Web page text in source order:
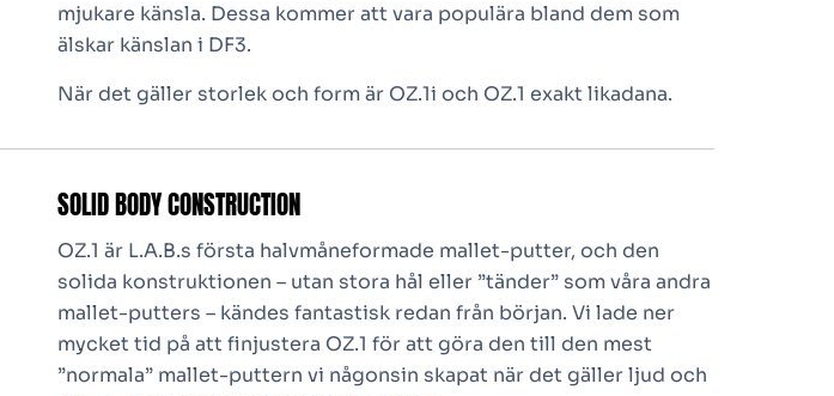
mjukare känsla. Dessa kommer att vara populära bland dem som
älskar känslan i DF3.
När det gäller storlek och form är OZ.1i och OZ.1 exakt likadana.
SOLID BODY CONSTRUCTION
OZ.1 är L.A.B.s första halvmåneformade mallet-putter, och den
solida konstruktionen – utan stora hål eller ”tänder” som våra andra
mallet-putters – kändes fantastisk redan från början. Vi lade ner
mycket tid på att finjustera OZ.1 för att göra den till den mest
”normala” mallet-puttern vi någonsin skapat när det gäller ljud och